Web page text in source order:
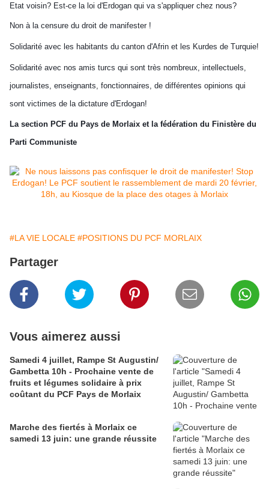
Etat voisin? Est-ce la loi d'Erdogan qui va s'appliquer chez nous?
Non à la censure du droit de manifester !
Solidarité avec les habitants du canton d'Afrin et les Kurdes de Turquie!
Solidarité avec nos amis turcs qui sont très nombreux, intellectuels,
journalistes, enseignants, fonctionnaires, de différentes opinions qui
sont victimes de la dictature d'Erdogan!
La section PCF du Pays de Morlaix et la fédération du Finistère du
Parti Communiste
#LA VIE LOCALE #POSITIONS DU PCF MORLAIX
Partager
Vous aimerez aussi
Samedi 4 juillet, Rampe St Augustin/
Gambetta 10h - Prochaine vente de
fruits et légumes solidaire à prix
coûtant du PCF Pays de Morlaix
Marche des fiertés à Morlaix ce
samedi 13 juin: une grande réussite